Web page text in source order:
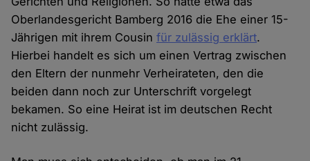
Oberlandesgericht Bamberg 2016 die Ehe einer 15-
Jährigen mit ihrem Cousinfür zulässig erklärt.
Hierbei handelt es sich um einen Vertrag zwischen
den Eltern der nunmehr Verheirateten, den die
beiden dann noch zur Unterschrift vorgelegt
bekamen. So eine Heirat ist im deutschen Recht
nicht zulässig.